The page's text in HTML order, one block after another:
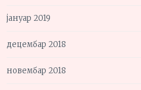
јануар 2019
децембар 2018
новембар 2018